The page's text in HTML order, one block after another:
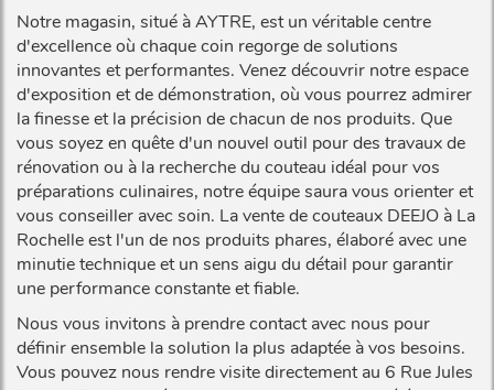
Notre magasin, situé à AYTRE, est un véritable centre
d'excellence où chaque coin regorge de solutions
innovantes et performantes. Venez découvrir notre espace
d'exposition et de démonstration, où vous pourrez admirer
la finesse et la précision de chacun de nos produits. Que
vous soyez en quête d'un nouvel outil pour des travaux de
rénovation ou à la recherche du couteau idéal pour vos
préparations culinaires, notre équipe saura vous orienter et
vous conseiller avec soin. La vente de couteaux DEEJO à La
Rochelle est l'un de nos produits phares, élaboré avec une
minutie technique et un sens aigu du détail pour garantir
une performance constante et fiable.
Nous vous invitons à prendre contact avec nous pour
définir ensemble la solution la plus adaptée à vos besoins.
Vous pouvez nous rendre visite directement au 6 Rue Jules